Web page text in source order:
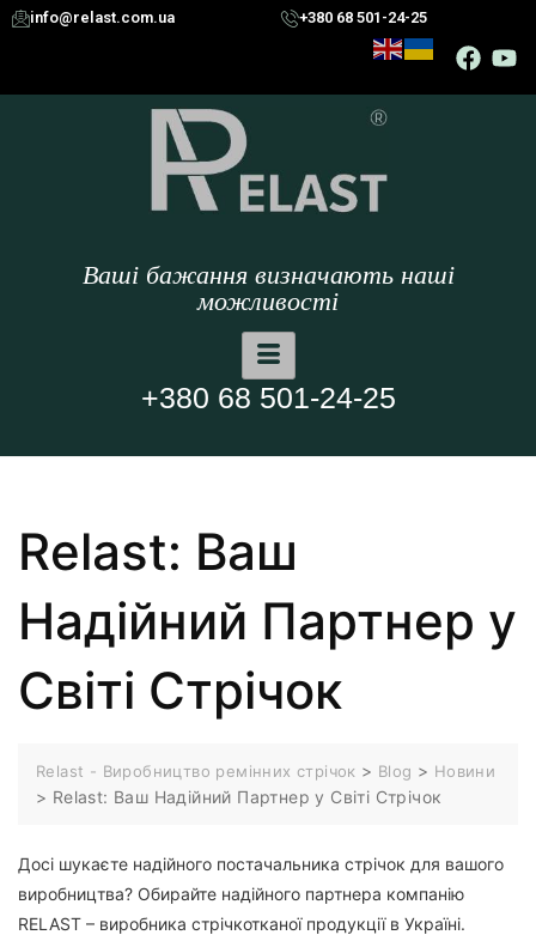
info@relast.com.ua +380 68 501-24-25
Ваші бажання визначають наші
можливості
+380 68 501-24-25
Relast: Ваш
Надійний Партнер у
Світі Стрічок
Relast - Виробництво ремінних стрічок > Blog > Новини
> Relast: Ваш Надійний Партнер у Світі Стрічок
Досі шукаєте надійного постачальника стрічок для вашого
виробництва? Обирайте надійного партнера компанію
RELAST – виробника стрічкотканої продукції в Україні.